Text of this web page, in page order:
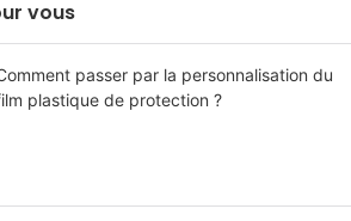
vous
passer par la personnalisation du
plastique de protection ?